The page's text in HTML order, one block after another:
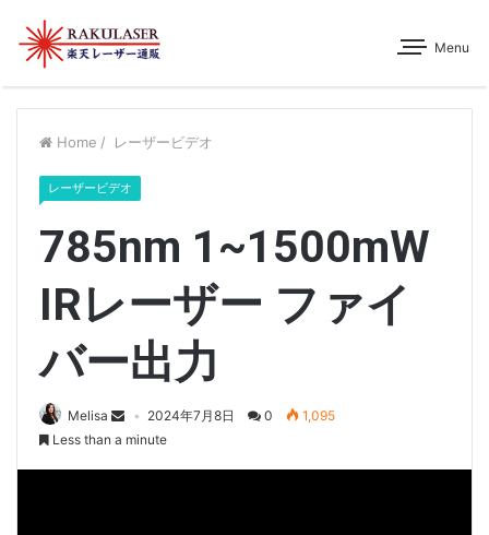
Menu
Home / レーザービデオ
レーザービデオ
785nm 1~1500mW
IRレーザー ファイ
バー出力
Melisa 2024年7月8日 0
1,095
Less than a minute